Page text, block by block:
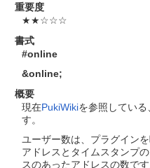
重要度
★★☆☆☆
書式
#online
&online;
概要
現在PukiWikiを参照してい
す。
ユーザー数は、プラグイン
アドレスとタイムスタンプ
スのあったアドレスの数です